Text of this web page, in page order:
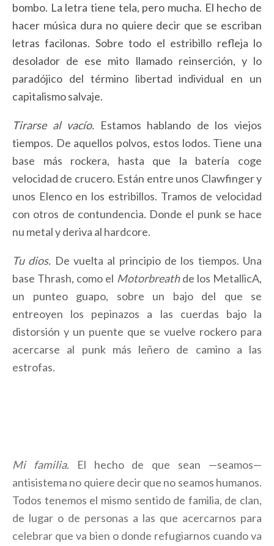
bombo. La letra tiene tela, pero mucha. El hecho de
hacer música dura no quiere decir que se escriban
letras facilonas. Sobre todo el estribillo refleja lo
desolador de ese mito llamado reinserción, y lo
paradójico del término libertad individual en un
capitalismo salvaje.
Tirarse al vacío. Estamos hablando de los viejos
tiempos. De aquellos polvos, estos lodos. Tiene una
base más rockera, hasta que la batería coge
velocidad de crucero. Están entre unos Clawfinger y
unos Elenco en los estribillos. Tramos de velocidad
con otros de contundencia. Donde el punk se hace
nu metal y deriva al hardcore.
Tu dios. De vuelta al principio de los tiempos. Una
base Thrash, como el Motorbreathde los MetallicA,
un punteo guapo, sobre un bajo del que se
entreoyen los pepinazos a las cuerdas bajo la
distorsión y un puente que se vuelve rockero para
acercarse al punk más leñero de camino a las
estrofas.
Mi familia.El hecho de que sean —seamos—
antisistema no quiere decir que no seamos humanos.
Todos tenemos el mismo sentido de familia, de clan,
de lugar o de personas a las que acercarnos para
celebrar que va bien o donde refugiarnos cuando va